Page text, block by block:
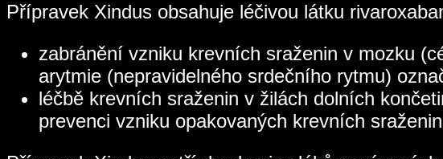
Přípravek Xindus obsahuje léčivou látku
zabránění vzniku krevních sraženin v mozku
arytmie (nepravidelného srdečního rytmu)
léčbě krevních sraženin v žilách dolních
prevenci vzniku opakovaných krevních